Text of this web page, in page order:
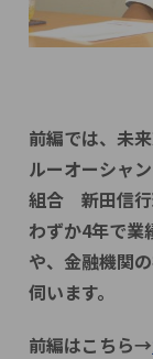
前編では、未
ルーオーシャ
組合 新田信行
わずか4年で業
や、金融機関
伺います。
前編はこちら→